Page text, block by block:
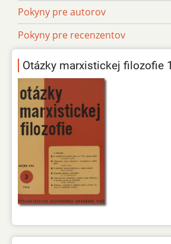
Pokyny pre autorov
Pokyny pre recenzentov
Otázky marxistickej filozofie